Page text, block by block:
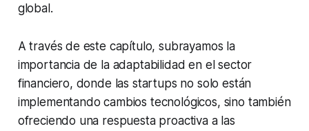
global.
A través de este capítulo, subrayamos la
importancia de la adaptabilidad en el sector
financiero, donde las startups no solo están
implementando cambios tecnológicos, sino también
ofreciendo una respuesta proactiva a las